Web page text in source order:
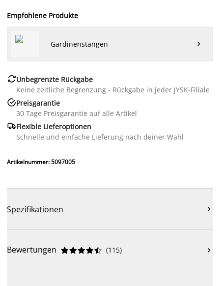
Empfohlene Produkte
Gardinenstangen 
Unbegrenzte Rückgabe
Keine zeitliche Begrenzung - Rückgabe in jeder JYSK-Filiale
Preisgarantie
30 Tage Preisgarantie auf alle Artikel
Flexible Lieferoptionen
Schnelle und einfache Lieferung nach deiner Wahl
Artikelnummer: 5097005
Spezifikationen 
Bewertungen 




 (115) 